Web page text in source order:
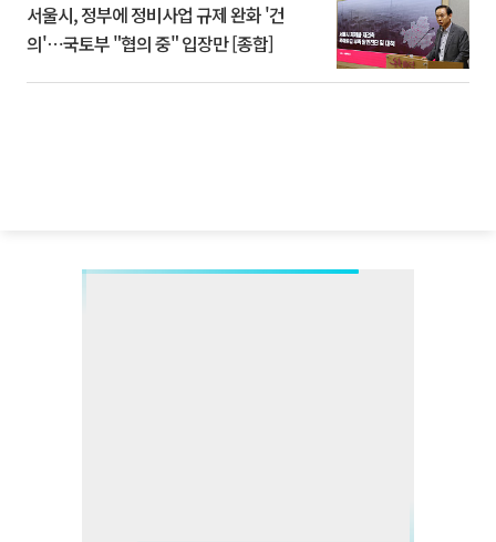
서울시, 정부에 정비사업 규제 완화 '건
의'⋯국토부 "협의 중" 입장만 [종합]